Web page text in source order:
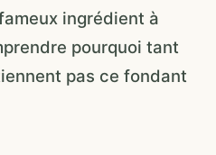
ingrédient à
pourquoi tant
pas ce fondant